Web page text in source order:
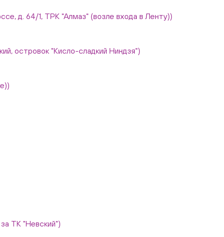
д. 64/1, ТРК "Алмаз" (возле входа в Ленту))
островок "Кисло-сладкий Ниндзя")
за ТК "Невский")